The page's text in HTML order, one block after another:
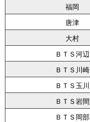
福岡
唐津
大村
ＢＴＳ河辺
ＢＴＳ川崎
ＢＴＳ玉川
ＢＴＳ岩間
ＢＴＳ岡部